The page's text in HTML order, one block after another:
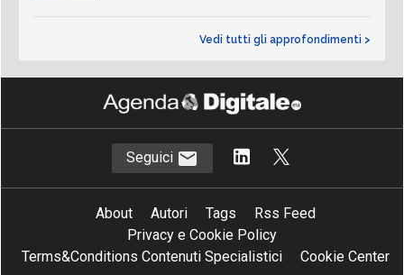
Vedi tutti gli approfondimenti >
Seguici
About Autori Tags
Rss Feed
Privacy e Cookie Policy
Terms&Conditions Contenuti Specialistici
Cookie Center